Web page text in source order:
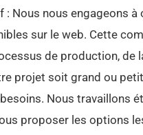
Nous nous engageons
sur le web. Cette
de production, de
projet soit grand ou
Nous travaillons
proposer les options